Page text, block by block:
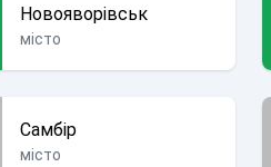
Новояворівськ
місто
Самбір
місто